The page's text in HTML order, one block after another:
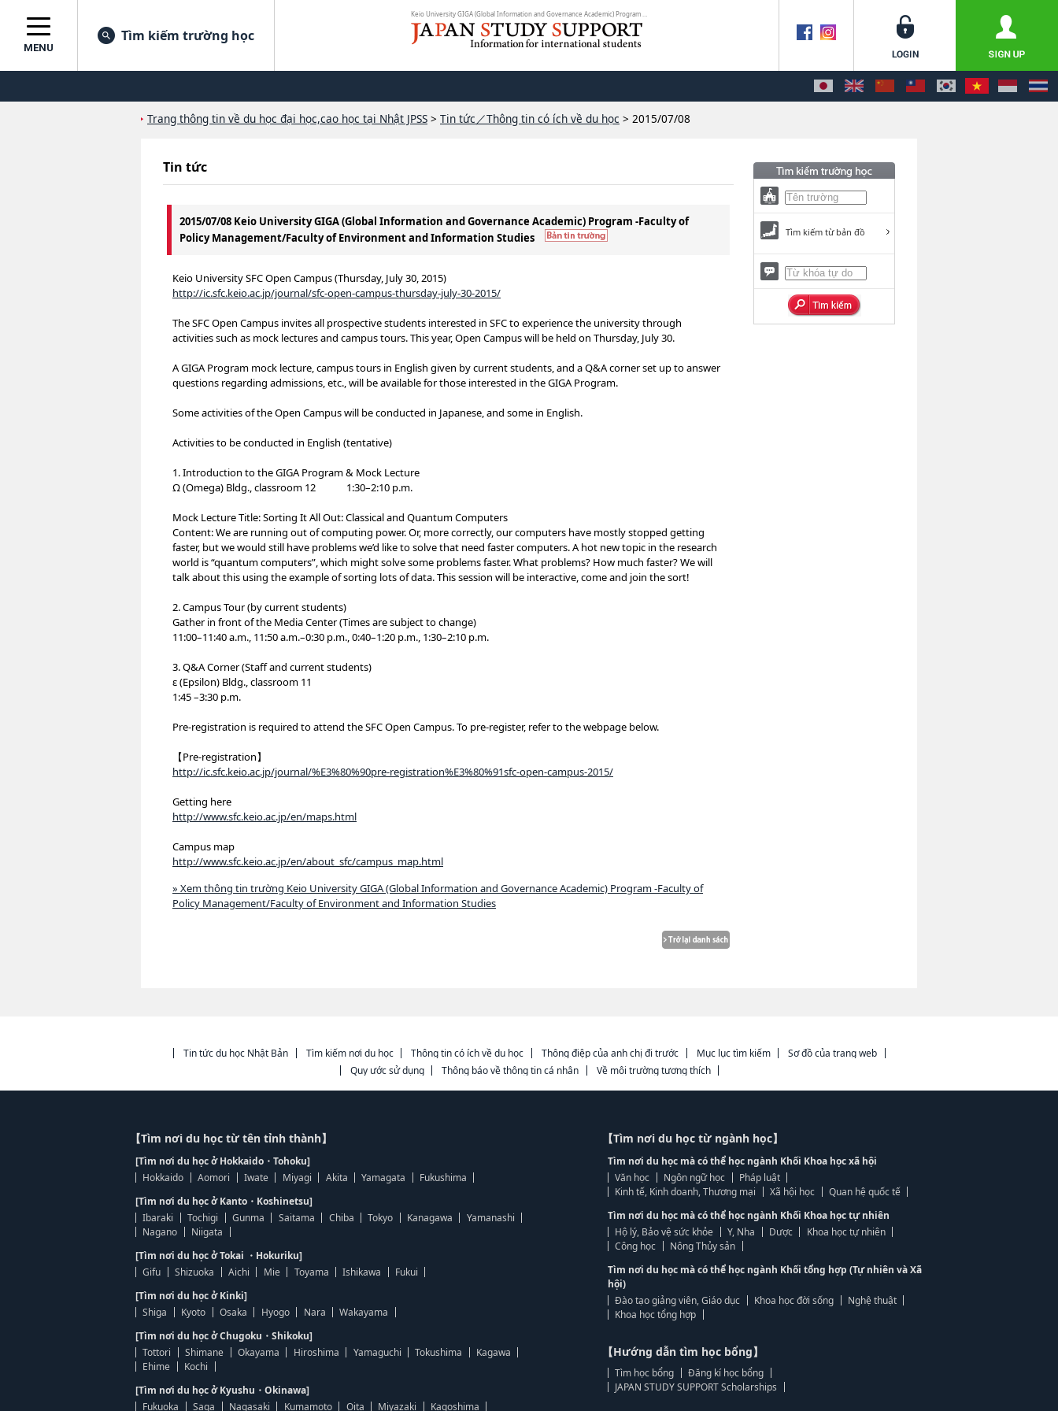
MENU
Tìm kiếm trường học
Trang thông tin về du học đại học,cao học tại Nhật JPSS > Tin tức／Thông tin có ích về du học > 2015/07/08
Tin tức
2015/07/08 Keio University GIGA (Global Information and Governance Academic) Program -Faculty of
Policy Management/Faculty of Environment and Information Studies
Keio University SFC Open Campus (Thursday, July 30, 2015)
http://ic.sfc.keio.ac.jp/journal/sfc-open-campus-thursday-july-30-2015/
The SFC Open Campus invites all prospective students interested in SFC to experience the university through
activities such as mock lectures and campus tours. This year, Open Campus will be held on Thursday, July 30.
A GIGA Program mock lecture, campus tours in English given by current students, and a Q&A corner set up to answer
questions regarding admissions, etc., will be available for those interested in the GIGA Program.
Some activities of the Open Campus will be conducted in Japanese, and some in English.
Activities to be conducted in English (tentative)
1. Introduction to the GIGA Program & Mock Lecture
Ω (Omega) Bldg., classroom 12 1:30–2:10 p.m.
Mock Lecture Title: Sorting It All Out: Classical and Quantum Computers
Content: We are running out of computing power. Or, more correctly, our computers have mostly stopped getting
faster, but we would still have problems we’d like to solve that need faster computers. A hot new topic in the research
world is “quantum computers”, which might solve some problems faster. What problems? How much faster? We will
talk about this using the example of sorting lots of data. This session will be interactive, come and join the sort!
2. Campus Tour (by current students)
Gather in front of the Media Center (Times are subject to change)
11:00–11:40 a.m., 11:50 a.m.–0:30 p.m., 0:40–1:20 p.m., 1:30–2:10 p.m.
3. Q&A Corner (Staff and current students)
ε (Epsilon) Bldg., classroom 11
1:45 –3:30 p.m.
Pre-registration is required to attend the SFC Open Campus. To pre-register, refer to the webpage below.
【Pre-registration】
http://ic.sfc.keio.ac.jp/journal/%E3%80%90pre-registration%E3%80%91sfc-open-campus-2015/
Getting here
http://www.sfc.keio.ac.jp/en/maps.html
Campus map
http://www.sfc.keio.ac.jp/en/about_sfc/campus_map.html
» Xem thông tin trường Keio University GIGA (Global Information and Governance Academic) Program -Faculty of
Policy Management/Faculty of Environment and Information Studies
Tìm kiếm từ bản đồ
Tin tức du học Nhật Bản Tìm kiếm nơi du học Thông tin có ích về du học Thông điệp của anh chị đi trước Mục lục tìm kiếm
Sơ đồ của trang web
Quy ước sử dụng
Thông báo về thông tin cá nhân Về môi trường tương thích
【Tìm nơi du học từ tên tỉnh thành】
[Tìm nơi du học ở Hokkaido・Tohoku]
Hokkaido
Aomori Iwate Miyagi Akita Yamagata
Fukushima
[Tìm nơi du học ở Kanto・Koshinetsu]
Ibaraki
Tochigi Gunma Saitama Chiba Tokyo Kanagawa
Yamanashi
Nagano
Niigata
[Tìm nơi du học ở Tokai ・Hokuriku]
Gifu
Shizuoka Aichi Mie Toyama Ishikawa
Fukui
[Tìm nơi du học ở Kinki]
Shiga
Kyoto Osaka Hyogo Nara
Wakayama
[Tìm nơi du học ở Chugoku・Shikoku]
Tottori
Shimane Okayama Hiroshima Yamaguchi Tokushima
Kagawa
Ehime
Kochi
[Tìm nơi du học ở Kyushu・Okinawa]
Fukuoka
Saga Nagasaki Kumamoto Oita Miyazaki Kagoshima
【Tìm nơi du học từ ngành học】
Tìm nơi du học mà có thể học ngành Khối Khoa học xã hội
Văn học
Ngôn ngữ học
Pháp luật
Kinh tế, Kinh doanh, Thương mại
Xã hội học
Quan hệ quốc tế
Tìm nơi du học mà có thể học ngành Khối Khoa học tự nhiên
Hộ lý, Bảo vệ sức khỏe
Y, Nha Dược
Khoa học tự nhiên
Công học
Nông Thủy sản
Tìm nơi du học mà có thể học ngành Khối tổng hợp (Tự nhiên và Xã
hội)
Đào tạo giảng viên, Giáo dục
Khoa học đời sống
Nghệ thuật
Khoa học tổng hợp
【Hướng dẫn tìm học bổng】
Tìm học bổng
Đăng kí học bổng
JAPAN STUDY SUPPORT Scholarships